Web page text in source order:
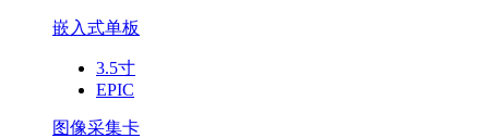
嵌入式单板
3.5寸
EPIC
图像采集卡